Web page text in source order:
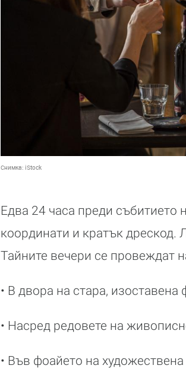
Снимка: iStock
Едва 24 часа преди събитието
координати и кратък дрескод.
Тайните вечери се провеждат
• В двора на стара,
• Насред редовете на
• Във фоайето на